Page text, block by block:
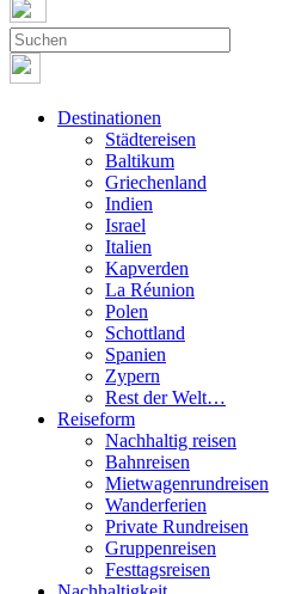
Destinationen
Städtereisen
Baltikum
Griechenland
Indien
Israel
Italien
Kapverden
La Réunion
Polen
Schottland
Spanien
Zypern
Rest der Welt…
Reiseform
Nachhaltig reisen
Bahnreisen
Mietwagenrundreisen
Wanderferien
Private Rundreisen
Gruppenreisen
Festtagsreisen